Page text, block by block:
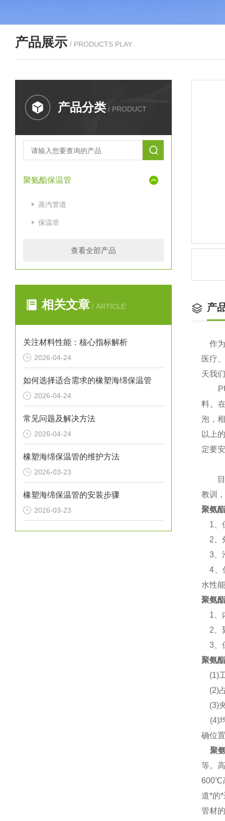
产品展示 / PRODUCTS PLAY
产品分类 / PRODUCT
聚氨酯保温管
蒸汽管道
保温管
查看全部产品
相关文章 / ARTICLE
关注材料性能：核心指标解析
2026-04-24
如何选择适合需求的橡塑海绵保温管
2026-04-24
常见问题及解决方法
2026-04-24
橡塑海绵保温管的维护方法
2026-03-23
橡塑海绵保温管的安装步骤
2026-03-23
产
作为
医疗
天我
PU
料。
泡，
以上
定要
目
教训
聚氨
1、
2、
3、
4、
水性
聚氨
1、
2、
3、
聚氨
(1)
(2)
(3)
(4)
确位
聚
等。
600℃
道*的
管材